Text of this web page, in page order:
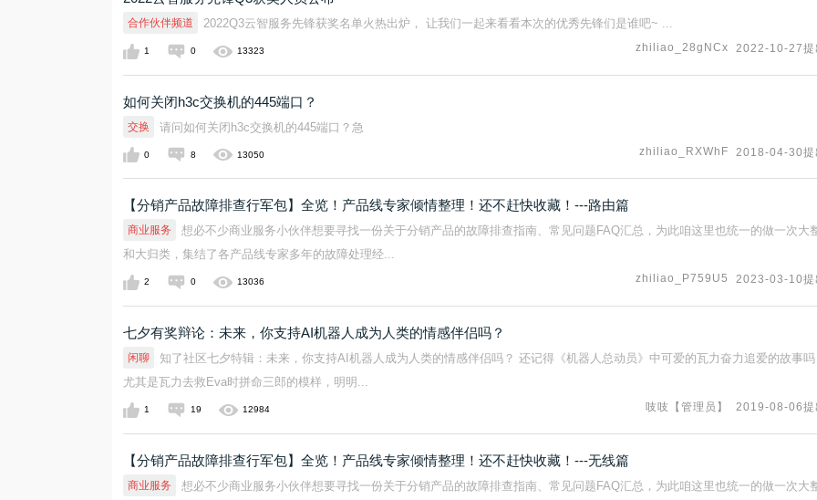
合作伙伴频道 2022Q3云智服务先锋获奖名单火热出炉， 让我们一起来看看本次的优秀先锋们是谁吧~ ...
1 0 13323 zhiliao_28gNCx 2022-10-27提
如何关闭h3c交换机的445端口？
交换 请问如何关闭h3c交换机的445端口？急
0 8 13050 zhiliao_RXWhF 2018-04-30提
【分销产品故障排查行军包】全览！产品线专家倾情整理！还不赶快收藏！---路由篇
商业服务
想必不少商业服务小伙伴想要寻找一份关于分销产品的故障排查指南、常见问题FAQ汇总，为此咱这里也统一的做一次大
和大归类，集结了各产品线专家多年的故障处理经...
2 0 13036 zhiliao_P759U5 2023-03-10提
七夕有奖辩论：未来，你支持AI机器人成为人类的情感伴侣吗？
闲聊
知了社区七夕特辑：未来，你支持AI机器人成为人类的情感伴侣吗？ 还记得《机器人总动员》中可爱的瓦力奋力追爱的故事吗
尤其是瓦力去救Eva时拼命三郎的模样，明明...
1 19 12984 吱吱【管理员】 2019-08-06提
【分销产品故障排查行军包】全览！产品线专家倾情整理！还不赶快收藏！---无线篇
商业服务
想必不少商业服务小伙伴想要寻找一份关于分销产品的故障排查指南、常见问题FAQ汇总，为此咱这里也统一的做一次大